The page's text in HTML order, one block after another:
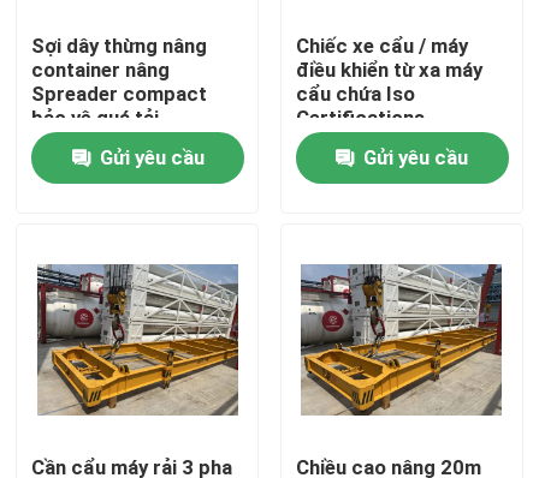
Tham quan nhà máy
Kiểm soát chất lượng
Yêu cầu báo giá
xe chuyển điện
Giỏ chuyển hàng AGV
Sợi dây thừng nâng
container nâng
Spreader compact
bảo vệ quá tải
Gửi yêu cầu
Chiếc xe cẩu / máy
điều khiển từ xa máy
cẩu chứa Iso
Certifications
Gửi yêu cầu
Cần cẩu máy rải 3 pha Chiều cao nâng 20m